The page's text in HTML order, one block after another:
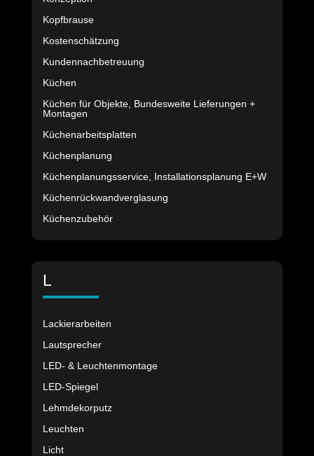
Kopfbrause
Kostenschätzung
Kundennachbetreuung
Küchen
Küchen für Objekte, Bundesweite Lieferungen +
Montagen
Küchenarbeitsplatten
Küchenplanung
Küchenplanungsservice, Installationsplanung E+W
Küchenrückwandverglasung
Küchenzubehör
L
Lackierarbeiten
Lautsprecher
LED- & Leuchtenmontage
LED-Spiegel
Lehmdekorputz
Leuchten
Licht